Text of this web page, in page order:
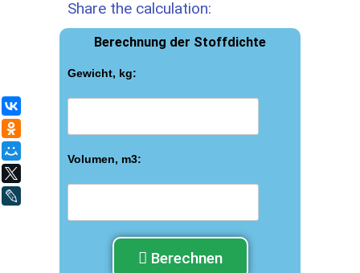
Share the calculation:
Berechnung der Stoffdichte
Gewicht, kg:
Volumen, m3:
Berechnen